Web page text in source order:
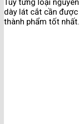
dày lát cắt cần
thành phẩm tốt nhất.